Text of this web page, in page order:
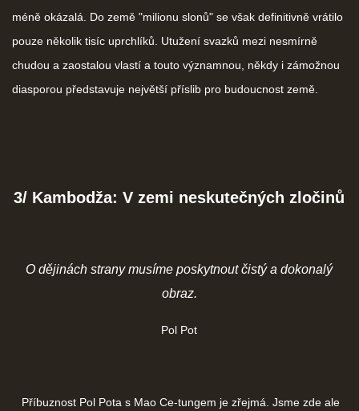
méně okázalá. Do země "milionu slonů" se však definitivně vrátilo
pouze několik tisíc uprchlíků. Utužení svazků mezi nesmírně
chudou a zaostalou vlastí a touto významnou, někdy i zámožnou
diasporou představuje největší příslib pro budoucnost země.
3/ Kambodža: V zemi neskutečných zločinů
O dějinách strany musíme poskytnout čistý a dokonalý
obraz.
Pol Pot
Příbuznost Pol Pota s Mao Ce-tungem je zřejmá. Jsme zde ale